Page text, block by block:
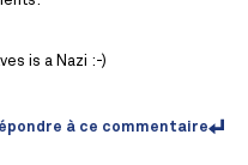
is a Nazi :-)
à ce commentaire